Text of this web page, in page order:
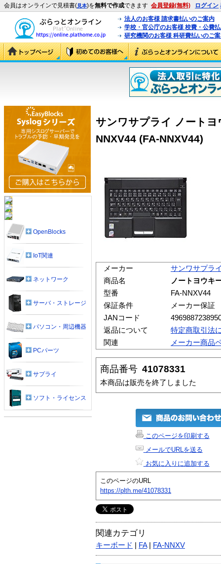
会員はオンラインで見積書(見本)を無料で作成できます 会員登録(無料) ログイン
法人のお客様 請求書払いのご案内
学校・官公庁のお客様 校費・公費
研究機関のお客様 科研費払いのご
サンワサプライ ノート
NNXV44 (FA-NNXV44)
メーカー
サンワサプラ
商品名
ノートヨウキ
型番
FA-NNXV44
保証条件
メーカー保証
JANコード
返品について
特定商取引法
関連
メーカー商品
商品番号 41078331
本商品は販売を終了しました
このページを印刷する
メールでURLを送る
お気に入りに追加する
このページのURL
https://plth.me/41078331
関連カテゴリ
キーボード FA| FA-NNXV
OpenBlocks
IoT関連
ネットワーク
サーバ・ストレージ
パソコン・周辺機器
PCパーツ
サプライ
ソフト・ライセンス